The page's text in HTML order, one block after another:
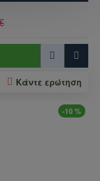
Κάντε ερώτηση
-10 %